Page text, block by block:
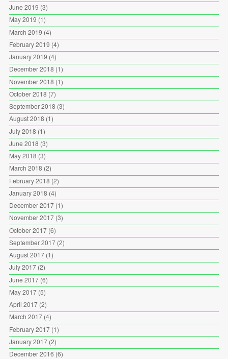
June 2019 (3)
May 2019 (1)
March 2019 (4)
February 2019 (4)
January 2019 (4)
December 2018 (1)
November 2018 (1)
October 2018 (7)
September 2018 (3)
August 2018 (1)
July 2018 (1)
June 2018 (3)
May 2018 (3)
March 2018 (2)
February 2018 (2)
January 2018 (4)
December 2017(1)
November 2017(3)
October 2017(6)
September 2017(2)
August 2017(1)
July 2017(2)
June 2017(6)
May 2017(5)
April 2017(2)
March 2017(4)
February 2017(1)
January 2017(2)
December 2016 (6)